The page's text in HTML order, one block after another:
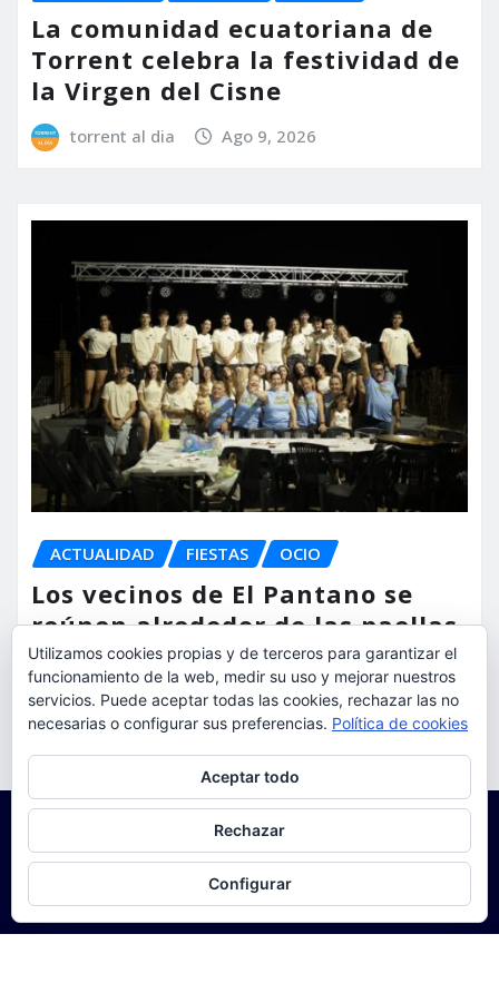
La comunidad ecuatoriana de
Torrent celebra la festividad de
la Virgen del Cisne
torrent al dia Ago 9, 2026
ACTUALIDAD FIESTAS OCIO
Los vecinos de El Pantano se
reúnen alrededor de las paellas
para celebrar sus fiestas
torrent al dia Ago 9, 2026
Utilizamos cookies propias y de terceros para garantizar el
funcionamiento de la web, medir su uso y mejorar nuestros
servicios. Puede aceptar todas las cookies, rechazar las no
necesarias o configurar sus preferencias. Política de cookies
Aceptar todo
Rechazar
Configurar
Para obtener más información, incluido cómo gestionar las cookies,